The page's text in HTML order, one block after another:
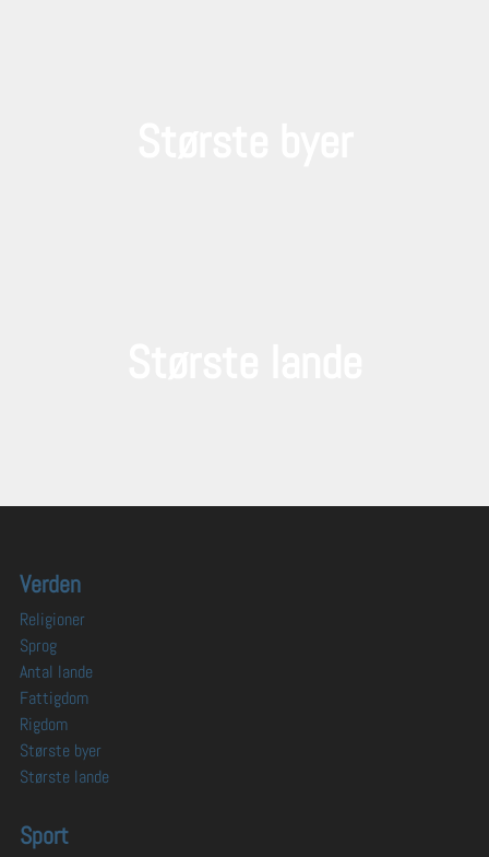
Verden
Religioner
Sprog
Antal lande
Fattigdom
Rigdom
Største byer
Største lande
Sport